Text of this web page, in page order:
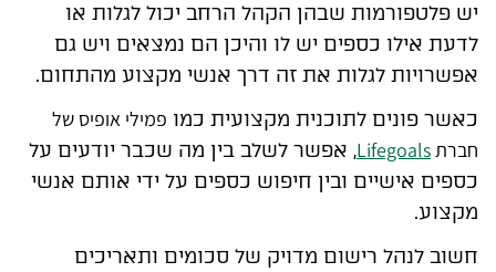
יש פלטפורמות שבהן הקהל הרחב יכול לגלות או
לדעת אילו כספים יש לו והיכן הם נמצאים ויש גם
אפשרויות לגלות את זה דרך אנשי מקצוע מהתחום.
כאשר פונים לתוכנית מקצועית כמו פמילי אופיס של
חברתLifegoals
, אפשר לשלב בין מה שכבר יודעים על
כספים אישיים ובין חיפוש כספים על ידי אותם אנשי
מקצוע.
חשוב לנהל רישום מדויק של סכומים ותאריכים